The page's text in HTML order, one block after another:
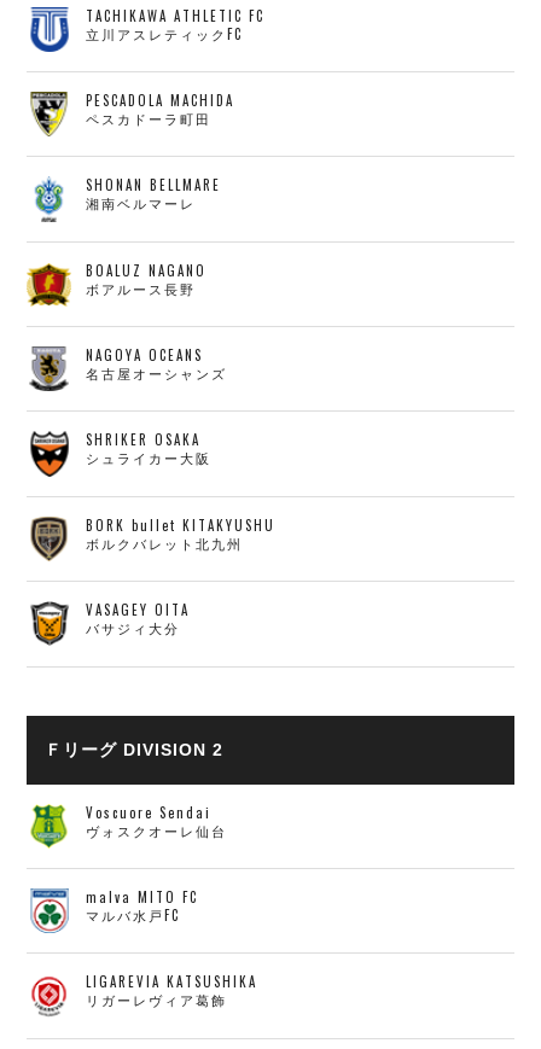
TACHIKAWA ATHLETIC FC
立川アスレティックFC
PESCADOLA MACHIDA
ペスカドーラ町田
SHONAN BELLMARE
湘南ベルマーレ
BOALUZ NAGANO
ボアルース長野
NAGOYA OCEANS
名古屋オーシャンズ
SHRIKER OSAKA
シュライカー大阪
BORK bullet KITAKYUSHU
ボルクバレット北九州
VASAGEY OITA
バサジィ大分
Ｆリーグ DIVISION 2
Voscuore Sendai
ヴォスクオーレ仙台
malva MITO FC
マルバ水戸FC
LIGAREVIA KATSUSHIKA
リガーレヴィア葛飾